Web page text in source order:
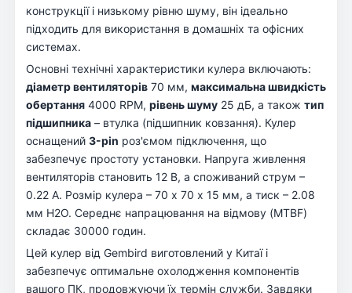
конструкції і низькому рівню шуму, він ідеально
підходить для використання в домашніх та офісних
системах.
Основні технічні характеристики кулера включають:
діаметр вентиляторів 70 мм, максимальна швидкість
обертання 4000 RPM, рівень шуму 25 дБ, а також тип
підшипника – втулка (підшипник ковзання). Кулер
оснащений 3-pin роз'ємом підключення, що
забезпечує простоту установки. Напруга живлення
вентиляторів становить 12 В, а споживаний струм –
0.22 А. Розмір кулера – 70 х 70 х 15 мм, а тиск – 2.08
мм H2O. Середнє напрацювання на відмову (MTBF)
складає 30000 годин.
Цей кулер від Gembird виготовлений у Китаї і
забезпечує оптимальне охолодження компонентів
вашого ПК, продовжуючи їх термін служби. Завдяки